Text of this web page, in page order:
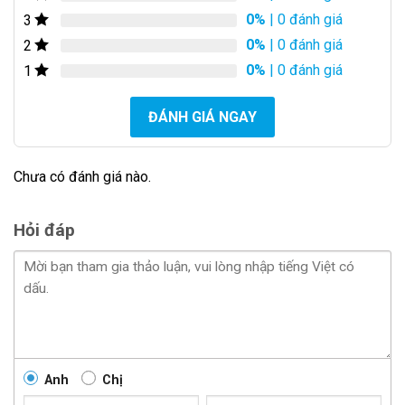
Lợi ích khi sử dụng Rèm Che Nắng Xe
Giảm nhiệt độ trong xe
3
0% | 0 đánh giá
2
0% | 0 đánh giá
1
0% | 0 đánh giá
ĐÁNH GIÁ NGAY
Chưa có đánh giá nào.
Hỏi đáp
Anh Chị